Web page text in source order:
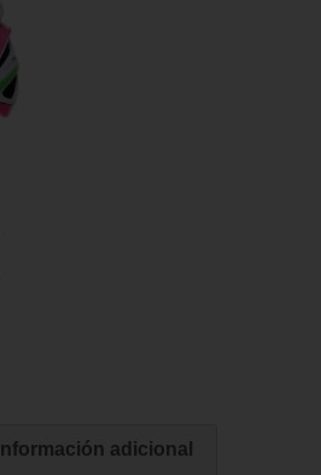
Información adicional